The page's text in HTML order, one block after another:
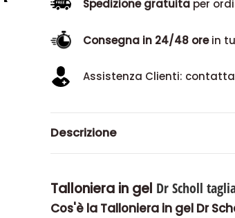
Spedizione gratuitaper
Consegna in 24/48 orein
Assistenza Clienti:
Descrizione
Talloniera in gel Dr Scholl
Cos'è la Talloniera in gel Dr